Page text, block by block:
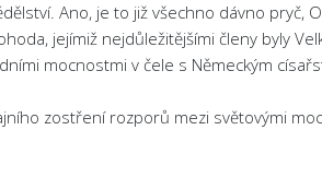
Ano, je to již všechno dávno pryč,
jejímiž nejdůležitějšími členy byly
mocnostmi v čele s Německým
zostření rozporů mezi světovými